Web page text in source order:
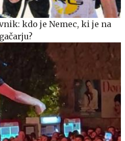
kdo je Nemec, ki je na